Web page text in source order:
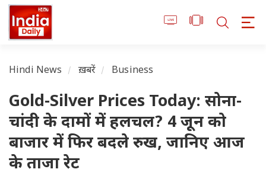
Hindi News ख़बरें Business
Gold-Silver Prices Today: सोना-
चांदी के दामों में हलचल? 4 जून को
बाजार में फिर बदले रुख, जानिए आज
के ताजा रेट